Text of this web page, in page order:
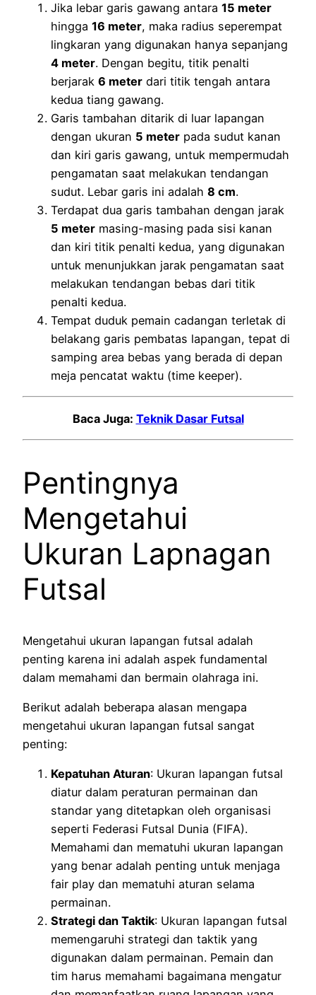
Jika lebar garis gawang antara 15 meter
hingga 16 meter, maka radius seperempat
lingkaran yang digunakan hanya sepanjang
4 meter. Dengan begitu, titik penalti
berjarak 6 meter dari titik tengah antara
kedua tiang gawang.
Garis tambahan ditarik di luar lapangan
dengan ukuran 5 meter pada sudut kanan
dan kiri garis gawang, untuk mempermudah
pengamatan saat melakukan tendangan
sudut. Lebar garis ini adalah 8 cm.
Terdapat dua garis tambahan dengan jarak
5 meter masing-masing pada sisi kanan
dan kiri titik penalti kedua, yang digunakan
untuk menunjukkan jarak pengamatan saat
melakukan tendangan bebas dari titik
penalti kedua.
Tempat duduk pemain cadangan terletak di
belakang garis pembatas lapangan, tepat di
samping area bebas yang berada di depan
meja pencatat waktu (time keeper).
Baca Juga: Teknik Dasar Futsal
Pentingnya
Mengetahui
Ukuran Lapnagan
Futsal
Mengetahui ukuran lapangan futsal adalah
penting karena ini adalah aspek fundamental
dalam memahami dan bermain olahraga ini.
Berikut adalah beberapa alasan mengapa
mengetahui ukuran lapangan futsal sangat
penting:
Kepatuhan Aturan: Ukuran lapangan futsal
diatur dalam peraturan permainan dan
standar yang ditetapkan oleh organisasi
seperti Federasi Futsal Dunia (FIFA).
Memahami dan mematuhi ukuran lapangan
yang benar adalah penting untuk menjaga
fair play dan mematuhi aturan selama
permainan.
Strategi dan Taktik: Ukuran lapangan futsal
memengaruhi strategi dan taktik yang
digunakan dalam permainan. Pemain dan
tim harus memahami bagaimana mengatur